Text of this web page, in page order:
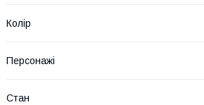
Колір
Персонажі
Стан